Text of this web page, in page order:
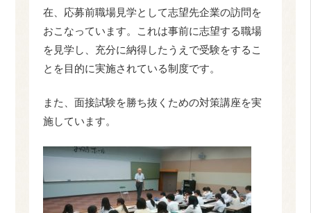
在、応募前職場見学として志望先企業の訪問を
おこなっています。これは事前に志望する職場
を見学し、充分に納得したうえで受験をするこ
とを目的に実施されている制度です。
また、面接試験を勝ち抜くための対策講座を実
施しています。